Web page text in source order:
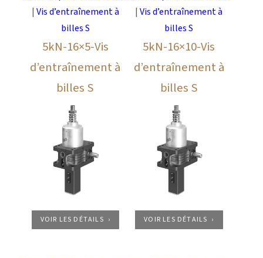
| Vis d’entraînement à
billes S
5kN-16×5-Vis
d’entraînement à
billes S
VOIR LES DÉTAILS
|Vis d’entraînement à
billes S
5kN-16×10-Vis
d’entraînement à
billes S
VOIR LES DÉTAILS